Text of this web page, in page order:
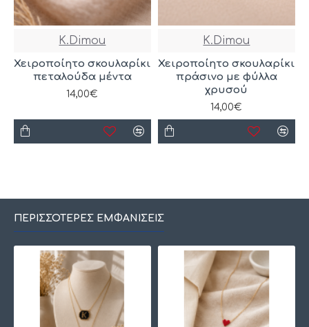
K.Dimou
Χειροποίητο σκουλαρίκι
πεταλούδα μέντα
14,00€
K.Dimou
Χειροποίητο σκουλαρίκι
πράσινο με φύλλα
χρυσού
14,00€
ΠΕΡΙΣΣΌΤΕΡΕΣ ΕΜΦΑΝΊΣΕΙΣ